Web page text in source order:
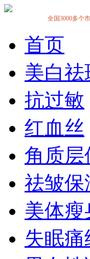
全国3000多个
首页
美白祛
抗过敏
红血丝
角质层
祛皱保
美体瘦
失眠痛